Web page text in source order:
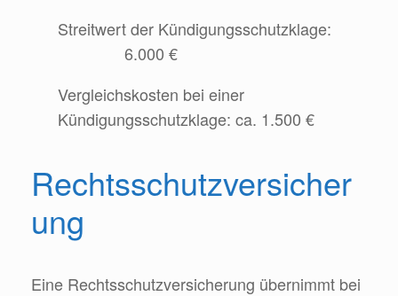
Streitwert der Kündigungsschutzklage:
6.000 €
Vergleichskosten bei einer
Kündigungsschutzklage: ca. 1.500 €
Rechtsschutzversicher
ung
Eine Rechtsschutzversicherung übernimmt bei